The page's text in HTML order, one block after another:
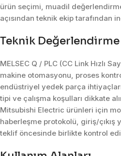
ürün seçimi, muadil
açısından teknik ekip tarafından
Teknik Değerlendirme
MELSEC Q / PLC (CC Link Hızlı
makine otomasyonu, proses
endüstriyel yedek parça
tipi ve çalışma koşulları dikkate
Mitsubishi Electric ürünleri için
haberleşme protokolü, giriş/çıkış
teklif öncesinde birlikte kontrol